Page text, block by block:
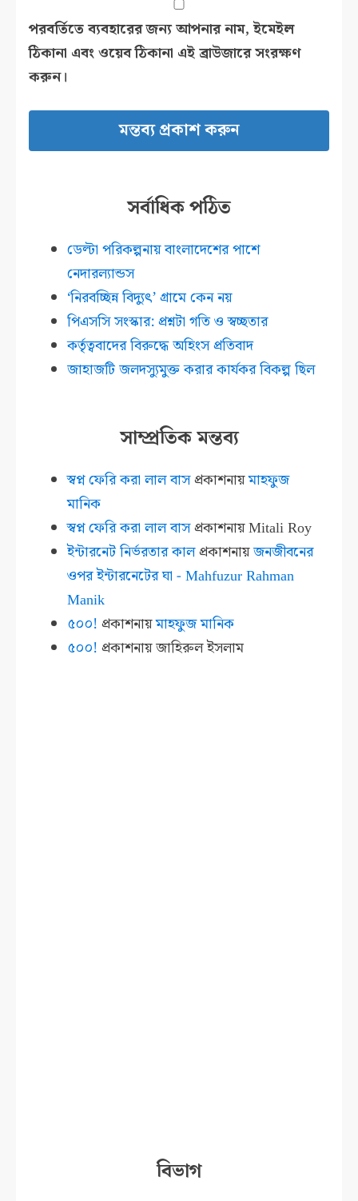
পরবর্তিতে ব্যবহারের জন্য আপনার নাম, ইমেইল
ঠিকানা এবং ওয়েব ঠিকানা এই ব্রাউজারে সংরক্ষণ
করুন।
সর্বাধিক পঠিত
ডেল্টা পরিকল্পনায় বাংলাদেশের পাশে
নেদারল্যান্ডস
‘নিরবচ্ছিন্ন বিদ্যুৎ’ গ্রামে কেন নয়
পিএসসি সংস্কার: প্রশ্নটা গতি ও স্বচ্ছতার
কর্তৃত্ববাদের বিরুদ্ধে অহিংস প্রতিবাদ
জাহাজটি জলদস্যুমুক্ত করার কার্যকর বিকল্প ছিল
সাম্প্রতিক মন্তব্য
স্বপ্ন ফেরি করা লাল বাসপ্রকাশনায়মাহফুজ
মানিক
স্বপ্ন ফেরি করা লাল বাসপ্রকাশনায়Mitali Roy
ইন্টারনেট নির্ভরতার কালপ্রকাশনায়জনজীবনের
ওপর ইন্টারনেটের ঘা - Mahfuzur Rahman
Manik
৫০০! প্রকাশনায়মাহফুজ মানিক
৫০০! প্রকাশনায়জাহিরুল ইসলাম
বিভাগ